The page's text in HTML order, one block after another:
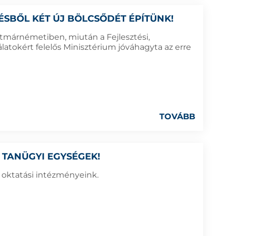
KÉT ÚJ BÖLCSŐDÉT ÉPÍTÜNK!
miután a Fejlesztési,
felelős Minisztérium jóváhagyta az erre
TOVÁBB
EGYSÉGEK!
intézményeink.